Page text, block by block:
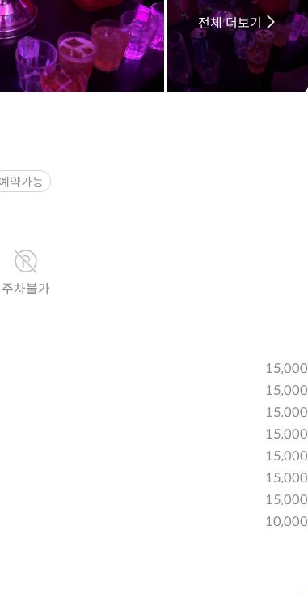
전체 더보기
예약가능
주차불가
15,000
15,000
15,000
15,000
15,000
15,000
15,000
10,000